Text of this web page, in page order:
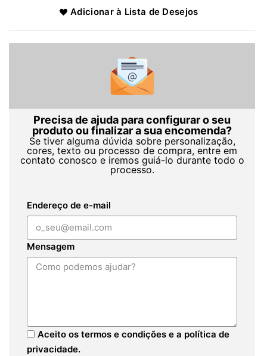
Adicionar à Lista de Desejos
Precisa de ajuda para configurar o seu
produto ou finalizar a sua encomenda?
Se tiver alguma dúvida sobre personalização,
cores, texto ou processo de compra, entre em
contato conosco e iremos guiá-lo durante todo o
processo.
Endereço de e-mail
Mensagem
Aceito os termos e condições e a política de
privacidade.